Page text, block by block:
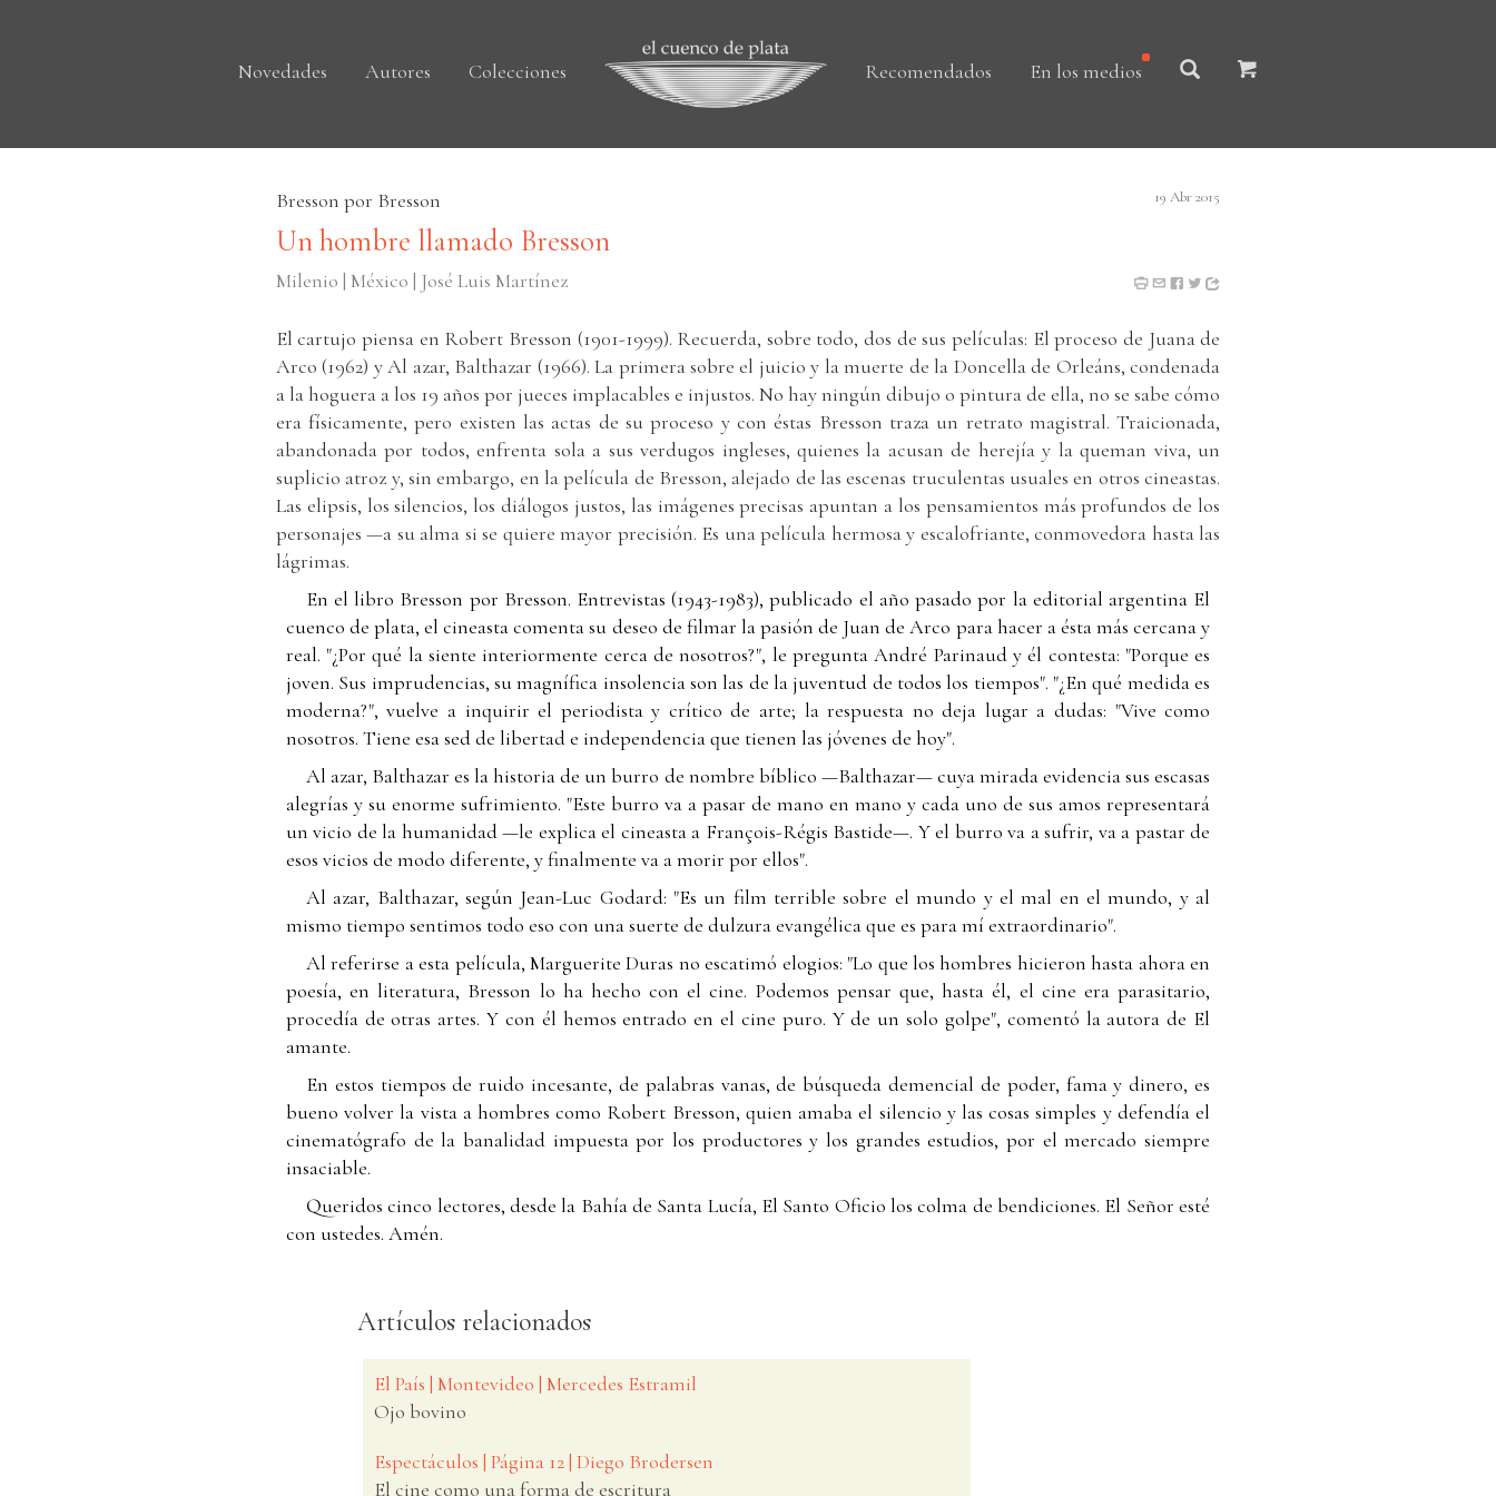
Novedades Autores Colecciones Recomendados En los medios
Bresson por Bresson 19 Abr 2015
Un hombre llamado Bresson
Milenio | México | José Luis Martínez
El cartujo piensa en Robert Bresson (1901-1999). Recuerda, sobre todo, dos de sus películas: El proceso de Juana de
Arco (1962) y Al azar, Balthazar (1966). La primera sobre el juicio y la muerte de la Doncella de Orleáns, condenada
a la hoguera a los 19 años por jueces implacables e injustos. No hay ningún dibujo o pintura de ella, no se sabe cómo
era físicamente, pero existen las actas de su proceso y con éstas Bresson traza un retrato magistral. Traicionada,
abandonada por todos, enfrenta sola a sus verdugos ingleses, quienes la acusan de herejía y la queman viva, un
suplicio atroz y, sin embargo, en la película de Bresson, alejado de las escenas truculentas usuales en otros cineastas.
Las elipsis, los silencios, los diálogos justos, las imágenes precisas apuntan a los pensamientos más profundos de los
personajes —a su alma si se quiere mayor precisión. Es una película hermosa y escalofriante, conmovedora hasta las
lágrimas.
En el libro Bresson por Bresson. Entrevistas (1943-1983), publicado el año pasado por la editorial argentina El
cuenco de plata, el cineasta comenta su deseo de filmar la pasión de Juan de Arco para hacer a ésta más cercana y
real. "¿Por qué la siente interiormente cerca de nosotros?", le pregunta André Parinaud y él contesta: "Porque es
joven. Sus imprudencias, su magnífica insolencia son las de la juventud de todos los tiempos". "¿En qué medida es
moderna?", vuelve a inquirir el periodista y crítico de arte; la respuesta no deja lugar a dudas: "Vive como
nosotros. Tiene esa sed de libertad e independencia que tienen las jóvenes de hoy".
Al azar, Balthazar es la historia de un burro de nombre bíblico —Balthazar— cuya mirada evidencia sus escasas
alegrías y su enorme sufrimiento. "Este burro va a pasar de mano en mano y cada uno de sus amos representará
un vicio de la humanidad —le explica el cineasta a François-Régis Bastide—. Y el burro va a sufrir, va a pastar de
esos vicios de modo diferente, y finalmente va a morir por ellos".
Al azar, Balthazar, según Jean-Luc Godard: "Es un film terrible sobre el mundo y el mal en el mundo, y al
mismo tiempo sentimos todo eso con una suerte de dulzura evangélica que es para mí extraordinario".
Al referirse a esta película, Marguerite Duras no escatimó elogios: "Lo que los hombres hicieron hasta ahora en
poesía, en literatura, Bresson lo ha hecho con el cine. Podemos pensar que, hasta él, el cine era parasitario,
procedía de otras artes. Y con él hemos entrado en el cine puro. Y de un solo golpe", comentó la autora de El
amante.
En estos tiempos de ruido incesante, de palabras vanas, de búsqueda demencial de poder, fama y dinero, es
bueno volver la vista a hombres como Robert Bresson, quien amaba el silencio y las cosas simples y defendía el
cinematógrafo de la banalidad impuesta por los productores y los grandes estudios, por el mercado siempre
insaciable.
Queridos cinco lectores, desde la Bahía de Santa Lucía, El Santo Oficio los colma de bendiciones. El Señor esté
con ustedes. Amén.
Artículos relacionados
El País | Montevideo | Mercedes Estramil
Ojo bovino
Espectáculos | Página 12 | Diego Brodersen
El cine como una forma de escritura